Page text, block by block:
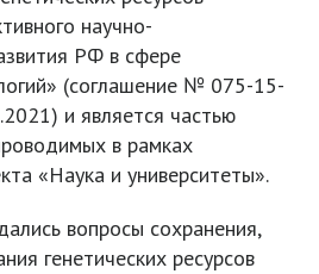
научно-
РФ в сфере
(соглашение № 075-15-
и является частью
в рамках
«Наука и университеты».
вопросы сохранения,
генетических ресурсов